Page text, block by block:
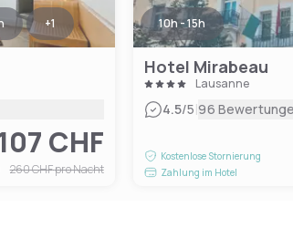
+1
CHF
260 CHFpro Nacht
10h - 15h
Hotel Mirabeau
Lausanne
4.5/5|96
Kostenlose Stornierung
Zahlung im Hotel